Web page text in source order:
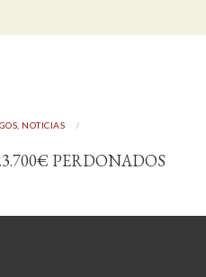
NOTICIAS
PERDONADOS